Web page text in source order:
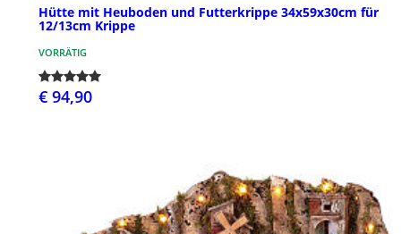
Hütte mit Heuboden und Futterkrippe 34x59x30cm für
12/13cm Krippe
VORRÄTIG
€ 94,90